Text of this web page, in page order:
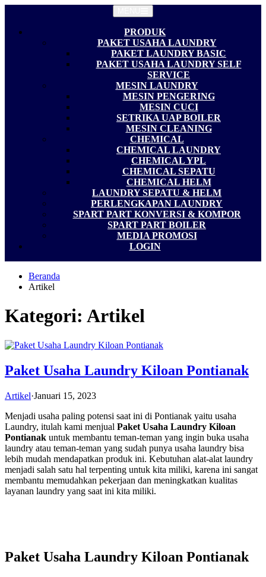
konten
PRODUK
PAKET USAHA LAUNDRY
PAKET LAUNDRY BASIC
PAKET USAHA LAUNDRY SELF
SERVICE
MESIN LAUNDRY
MESIN PENGERING
MESIN CUCI
SETRIKA UAP BOILER
MESIN CLEANING
CHEMICAL
CHEMICAL LAUNDRY
CHEMICAL YPL
CHEMICAL SEPATU
CHEMICAL HELM
LAUNDRY SEPATU & HELM
PERLENGKAPAN LAUNDRY
SPART PART KONVERSI & KOMPOR
SPART PART BOILER
MEDIA PROMOSI
LOGIN
Beranda
Artikel
Kategori: Artikel
Paket Usaha Laundry Kiloan Pontianak
Artikel·Januari 15, 2023
Menjadi usaha paling potensi saat ini di Pontianak yaitu usaha
Laundry, itulah kami menjual Paket Usaha Laundry Kiloan
Pontianak untuk membantu teman-teman yang ingin buka usaha
laundry atau teman-teman yang sudah punya usaha laundry bisa
lebih mudah mendapatkan produk ini. Kebutuhan alat-alat laundry
menjadi salah satu hal terpenting untuk kita miliki, karena ini sangat
membantu memudahkan pekerjaan dan meningkatkan kualitas
layanan laundry yang saat ini kita miliki.
Paket Usaha Laundry Kiloan Pontianak